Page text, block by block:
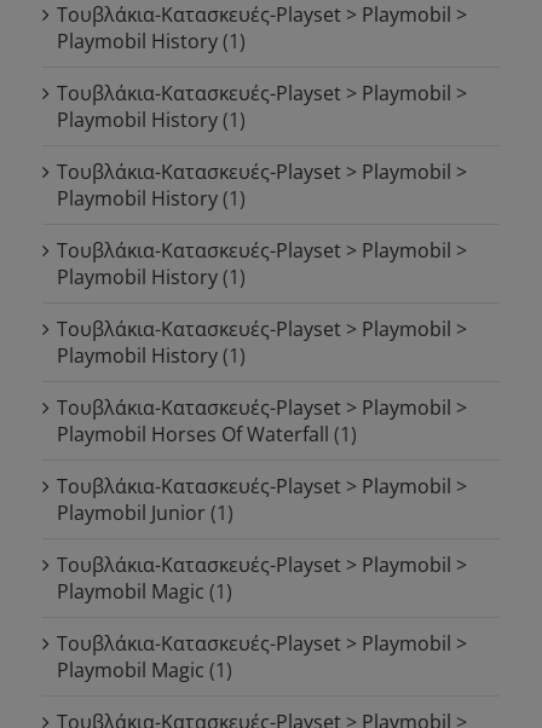
Τουβλάκια-Κατασκευές-Playset > Playmobil >
Playmobil History(1)
Τουβλάκια-Κατασκευές-Playset > Playmobil >
Playmobil History(1)
Τουβλάκια-Κατασκευές-Playset > Playmobil >
Playmobil History(1)
Τουβλάκια-Κατασκευές-Playset > Playmobil >
Playmobil History(1)
Τουβλάκια-Κατασκευές-Playset > Playmobil >
Playmobil History(1)
Τουβλάκια-Κατασκευές-Playset > Playmobil >
Playmobil Horses Of Waterfall (1)
Τουβλάκια-Κατασκευές-Playset > Playmobil >
Playmobil Junior (1)
Τουβλάκια-Κατασκευές-Playset > Playmobil >
Playmobil Magic (1)
Τουβλάκια-Κατασκευές-Playset > Playmobil >
Playmobil Magic (1)
Τουβλάκια-Κατασκευές-Playset > Playmobil >